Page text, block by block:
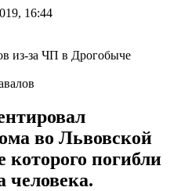
16:44
во Львовской
которого погибли
человека.